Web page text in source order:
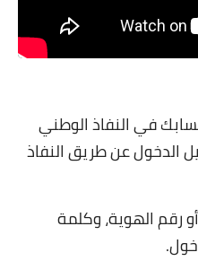
في النفاذ الوطني
الدخول عن طريق النفاذ
رقم الهوية، وكلمة